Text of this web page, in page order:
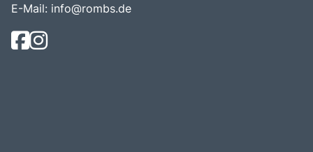
E-Mail: info@rombs.de